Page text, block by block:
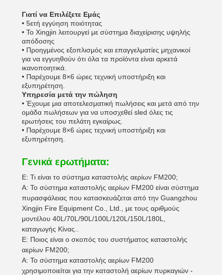
Γιατί να Επιλέξετε Εμάς
• 5ετή εγγύηση ποιότητας
• Το Xingjin λειτουργεί με σύστημα διαχείρισης υψηλής
απόδοσης
• Προηγμένος εξοπλισμός και επαγγελματίες μηχανικοί
για να εγγυηθούν ότι όλα τα προϊόντα είναι αρκετά
ικανοποιητικά.
• Παρέχουμε 8×6 ώρες τεχνική υποστήριξη και
εξυπηρέτηση.
Υπηρεσία μετά την πώληση
• Έχουμε μια αποτελεσματική πωλήσεις και μετά από την
ομάδα πωλήσεων για να υποσχεθεί sled όλες τις
ερωτήσεις του πελάτη εγκαίρως.
• Παρέχουμε 8×6 ώρες τεχνική υποστήριξη και
εξυπηρέτηση.
Γενικά ερωτήματα:
Ε: Τι είναι το σύστημα καταστολής αερίων FM200;
Α: Το σύστημα καταστολής αερίων FM200 είναι σύστημα
πυρασφάλειας που κατασκευάζεται από την Guangzhou
Xingjin Fire Equipment Co., Ltd., με τους αριθμούς
μοντέλου 40L/70L/90L/100L/120L/150L/180L,
καταγωγής Κίνας..
Ε: Ποιος είναι ο σκοπός του συστήματος καταστολής
αερίων FM200;
Α: Το σύστημα καταστολής αερίων FM200
χρησιμοποιείται για την καταστολή αερίων πυρκαγιών -